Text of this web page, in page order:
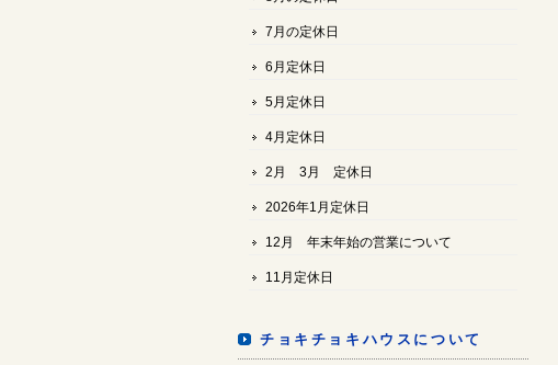
7月の定休日
6月定休日
5月定休日
4月定休日
2月 3月 定休日
2026年1月定休日
12月 年末年始の営業について
11月定休日
チョキチョキハウスについて